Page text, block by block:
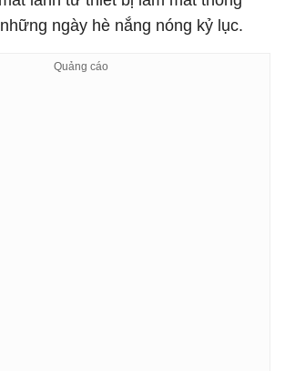
ngày hè nắng nóng kỷ lục.